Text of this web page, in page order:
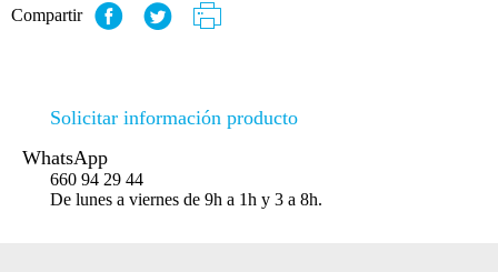
Compartir
Solicitar información producto
WhatsApp
660 94 29 44
De lunes a viernes de 9h a 1h y 3 a 8h.